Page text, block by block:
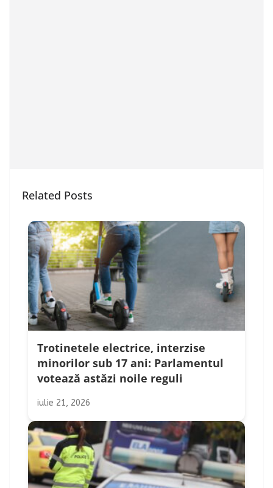
Related Posts
Trotinetele electrice, interzise
minorilor sub 17 ani: Parlamentul
votează astăzi noile reguli
iulie 21, 2026